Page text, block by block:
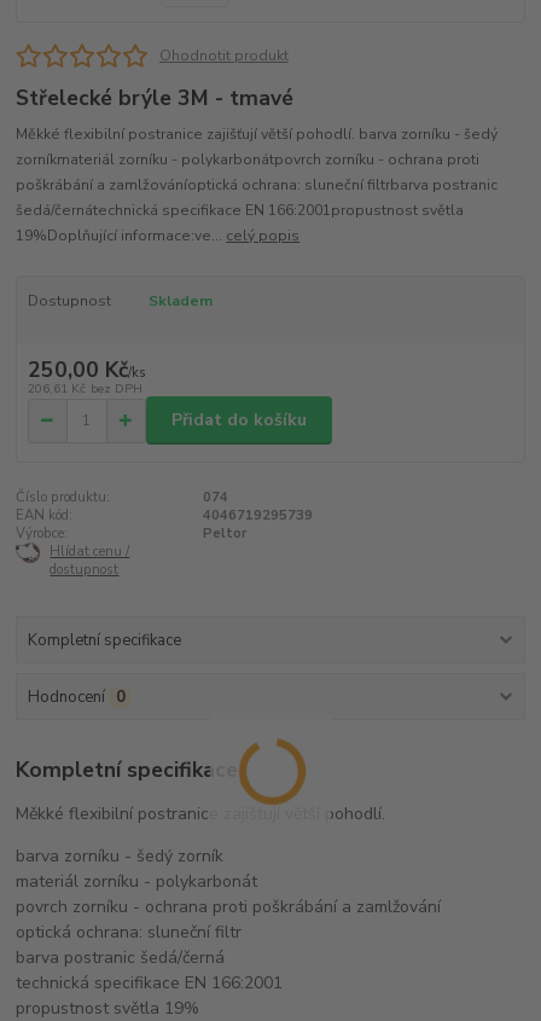
Ohodnotit produkt
Střelecké brýle 3M - tmavé
Měkké flexibilní postranice zajišťují větší pohodlí. barva zorníku - šedý
zorníkmateriál zorníku - polykarbonátpovrch zorníku - ochrana proti
poškrábání a zamlžováníoptická ochrana: sluneční filtrbarva postranic
šedá/černátechnická specifikace EN 166:2001propustnost světla
19%Doplňující informace:ve... celý popis
Dostupnost Skladem
250,00 Kč/ks
206,61 Kč bez DPH
Přidat do košíku
Číslo produktu:
074
EAN kód:
4046719295739
Výrobce:
Peltor
Hlídat cenu /
dostupnost
Kompletní specifikace
Hodnocení 0
Kompletní specifikace
Měkké flexibilní postranice zajišťují větší pohodlí.
barva zorníku - šedý zorník
materiál zorníku - polykarbonát
povrch zorníku - ochrana proti poškrábání a zamlžování
optická ochrana: sluneční filtr
barva postranic šedá/černá
technická specifikace EN 166:2001
propustnost světla 19%